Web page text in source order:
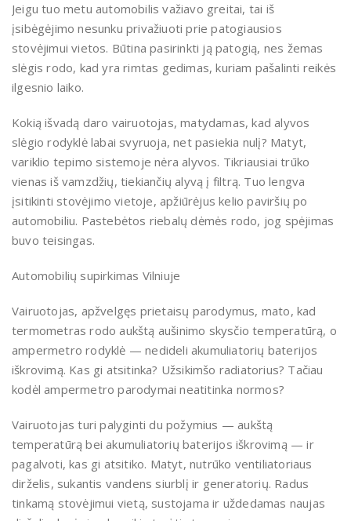
Jeigu tuo metu automobilis važiavo greitai, tai iš
įsibėgėjimo nesunku privažiuoti prie patogiausios
stovėjimui vietos. Būtina pasirinkti ją patogią, nes žemas
slėgis rodo, kad yra rimtas gedimas, kuriam pašalinti reikės
ilgesnio laiko.
Kokią išvadą daro vairuotojas, matydamas, kad alyvos
slėgio rodyklė labai svyruoja, net pasiekia nulį? Matyt,
variklio tepimo sistemoje nėra alyvos. Tikriausiai trūko
vienas iš vamzdžių, tiekiančių alyvą į filtrą. Tuo lengva
įsitikinti stovėjimo vietoje, apžiūrėjus kelio paviršių po
automobiliu. Pastebėtos riebalų dėmės rodo, jog spėjimas
buvo teisingas.
Automobilių supirkimas Vilniuje
Vairuotojas, apžvelgęs prietaisų parodymus, mato, kad
termometras rodo aukštą aušinimo skysčio temperatūrą, o
ampermetro rodyklė — nedideli akumuliatorių baterijos
iškrovimą. Kas gi atsitinka? Užsikimšo radiatorius? Tačiau
kodėl ampermetro parodymai neatitinka normos?
Vairuotojas turi palyginti du požymius — aukštą
temperatūrą bei akumuliatorių baterijos iškrovimą — ir
pagalvoti, kas gi atsitiko. Matyt, nutrūko ventiliatoriaus
dirželis, sukantis vandens siurblį ir generatorių. Radus
tinkamą stovėjimui vietą, sustojama ir uždedamas naujas